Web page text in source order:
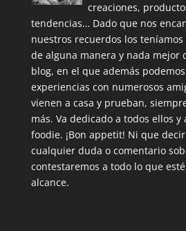
creaciones,
tendencias… Dado que nos
nuestros recuerdos los
de alguna manera y nada mejor
blog, en el que además
experiencias con numerosos
vienen a casa y prueban,
más. Va dedicado a todos ellos
foodie. ¡Bon appetit! Ni que
cualquier duda o comentario
contestaremos a todo lo que
alcance.